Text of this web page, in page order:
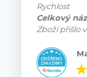
Rychlost
Celkový
Zboží přišlo